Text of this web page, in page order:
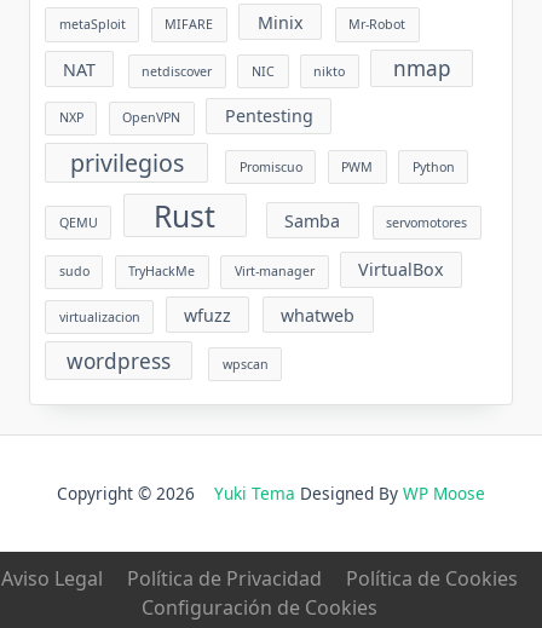
metaSploit MIFARE Minix Mr-Robot
NAT netdiscover NIC nikto nmap
NXP OpenVPN Pentesting
privilegios Promiscuo PWM Python
QEMU Rust Samba servomotores
sudo TryHackMe Virt-manager VirtualBox
virtualizacion wfuzz whatweb
wordpress wpscan
Copyright © 2026 Yuki Tema Designed By WP Moose
Aviso Legal Política de Privacidad
Política de Cookies
Configuración de Cookies